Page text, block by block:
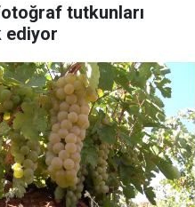
tutkunları
ediyor